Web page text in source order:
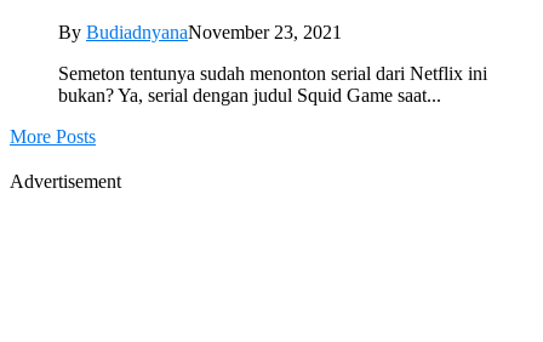
By BudiadnyanaNovember 23, 2021
Semeton tentunya sudah menonton serial dari Netflix ini
bukan? Ya, serial dengan judul Squid Game saat...
More Posts
Advertisement